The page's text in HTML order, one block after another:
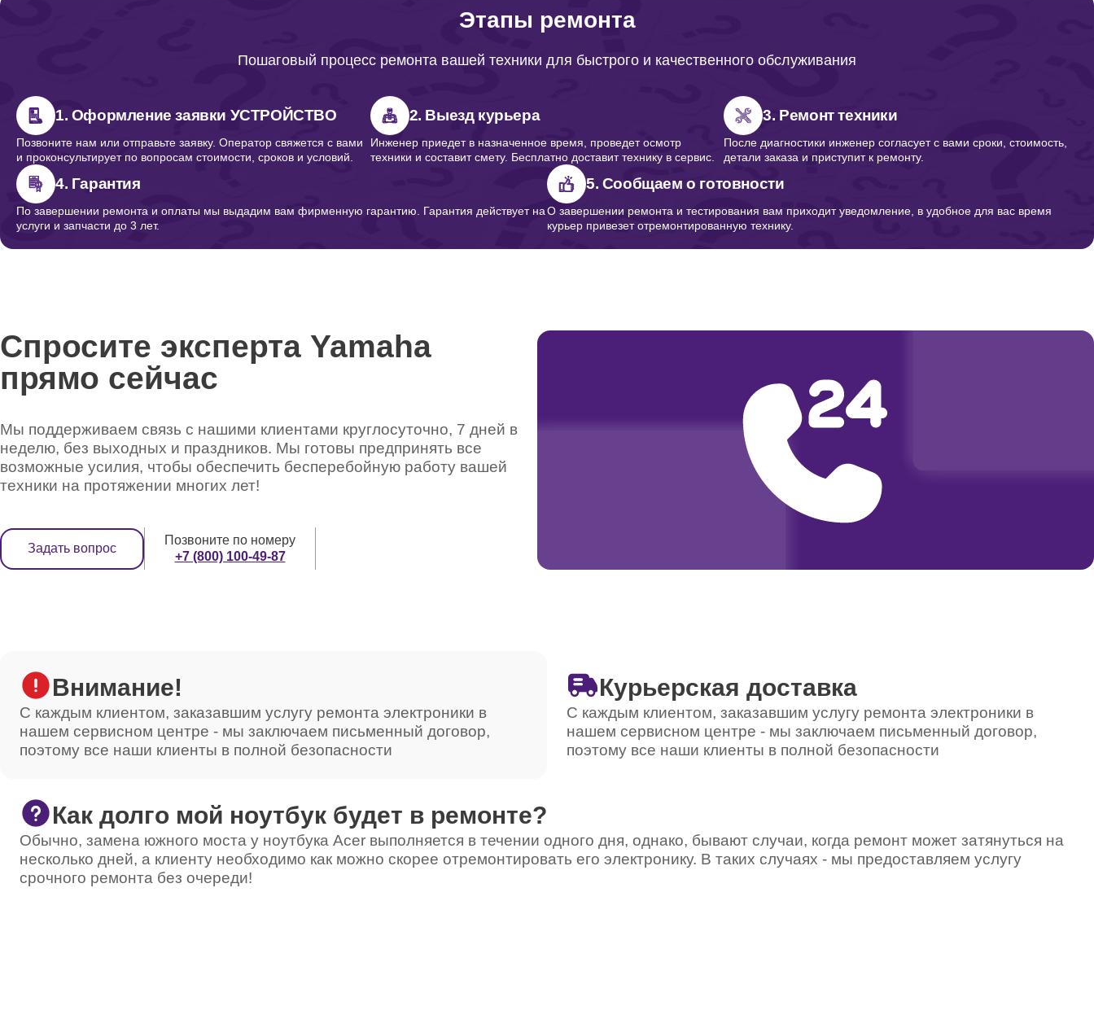
Этапы ремонта
Пошаговый процесс ремонта вашей техники для быстрого и качественного обслуживания
1. Оформление заявки УСТРОЙСТВО
Позвоните нам или отправьте заявку. Оператор свяжется с вами
и проконсультирует по вопросам стоимости, сроков и условий.
2. Выезд курьера
Инженер приедет в назначенное время, проведет осмотр
техники и составит смету. Бесплатно доставит технику в сервис.
3. Ремонт техники
После диагностики инженер согласует с вами сроки, стоимость,
детали заказа и приступит к ремонту.
4. Гарантия
По завершении ремонта и оплаты мы выдадим вам фирменную гарантию. Гарантия действует на
услуги и запчасти до 3 лет.
5. Сообщаем о готовности
О завершении ремонта и тестирования вам приходит уведомление, в удобное для вас время
курьер привезет отремонтированную технику.
Спросите эксперта Yamaha
прямо сейчас
Мы поддерживаем связь с нашими клиентами круглосуточно, 7 дней в
неделю, без выходных и праздников. Мы готовы предпринять все
возможные усилия, чтобы обеспечить бесперебойную работу вашей
техники на протяжении многих лет!
Задать вопрос
Позвоните по номеру
+7 (800) 100-49-87
Внимание!
С каждым клиентом, заказавшим услугу ремонта электроники в
нашем сервисном центре - мы заключаем письменный договор,
поэтому все наши клиенты в полной безопасности
Курьерская доставка
С каждым клиентом, заказавшим услугу ремонта электроники в
нашем сервисном центре - мы заключаем письменный договор,
поэтому все наши клиенты в полной безопасности
Как долго мой ноутбук будет в ремонте?
Обычно, замена южного моста у ноутбука Acer выполняется в течении одного дня, однако, бывают случаи, когда ремонт может затянуться на
несколько дней, а клиенту необходимо как можно скорее отремонтировать его электронику. В таких случаях - мы предоставляем услугу
срочного ремонта без очереди!